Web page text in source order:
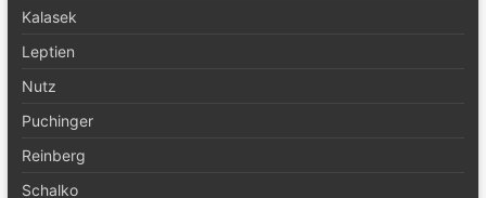
Kalasek
Leptien
Nutz
Puchinger
Reinberg
Schalko